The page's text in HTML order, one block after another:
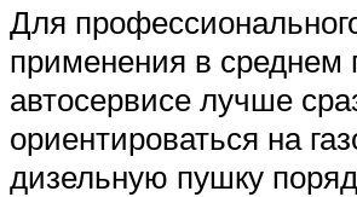
Для
применения в среднем
автосервисе лучше
ориентироваться на
дизельную пушку